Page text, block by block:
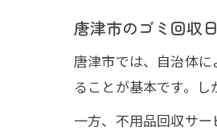
唐津市のゴミ回収
唐津市では、自治体
ることが基本です。
一方、不用品回収サ